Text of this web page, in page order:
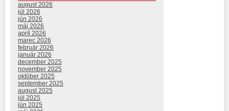
august 2026
júl 2026
jún 2026
máj 2026
apríl 2026
marec 2026
február 2026
január 2026
december 2025
november 2025
október 2025
september 2025
august 2025
júl 2025
jún 2025